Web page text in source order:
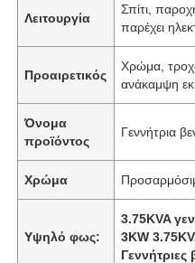
Λειτουργία
Σπίτι,
παρέχει
Προαιρετικός
Χρώμα,
ανάκαμψη
Όνομα
προϊόντος
Γεννήτρια
Χρώμα
Υψηλό φως:
3.75KVA
3KW
Γεννήτριες